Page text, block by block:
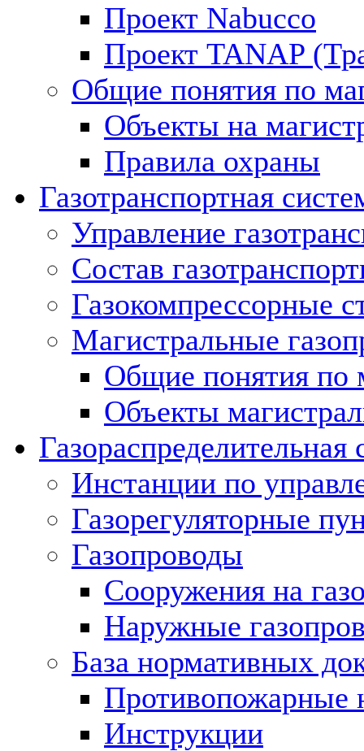
Проект Nabucco
Проект TANAP
Общие понятия по
Объекты на
Правила охраны
Газотранспортная
Управление
Состав
Газокомпрессорные
Магистральные
Общие понятия по
Объекты
Газораспределительная
Инстанции по
Газорегуляторные
Газопроводы
Сооружения на
Наружные
База нормативных
Противопожарные
Инструкции